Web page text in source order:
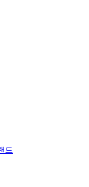
드